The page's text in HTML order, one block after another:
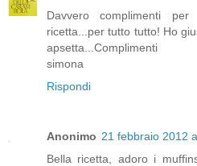
Davvero complimenti
ricetta...per tutto tutto! Ho
apsetta...Complimenti
simona
Rispondi
Anonimo 21 febbraio 2012
Bella ricetta, adoro i